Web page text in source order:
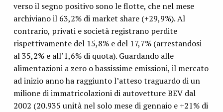
verso il segno positivo sono le flotte, che nel mese
archiviano il 63,2% di market share (+29,9%). Al
contrario, privati e società registrano perdite
rispettivamente del 15,8% e del 17,7% (arrestandosi
al 35,2% e all’1,6% di quota). Guardando alle
alimentazioni a zero o bassissime emissioni, il mercato
ad inizio anno ha raggiunto l’atteso traguardo di un
milione di immatricolazioni di autovetture BEV dal
2002 (20.935 unità nel solo mese di gennaio e +21% di